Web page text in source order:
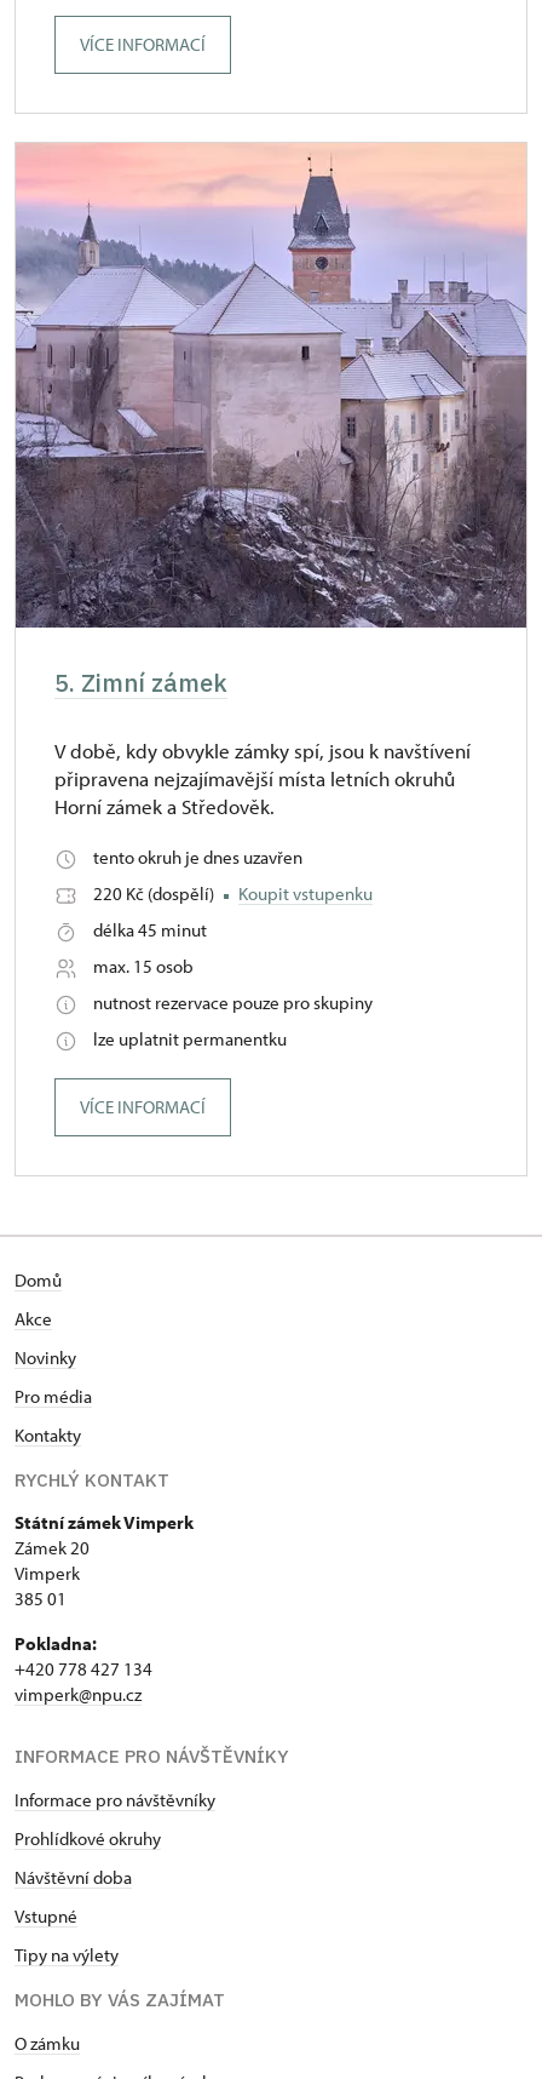
VÍCE INFORMACÍ
5. Zimní zámek
V době, kdy obvykle zámky spí, jsou k navštívení
připravena nejzajímavější místa letních okruhů
Horní zámek a Středověk.
tento okruh je dnes uzavřen
220 Kč (dospělí)
Koupit vstupenku
délka 45 minut
max. 15 osob
nutnost rezervace pouze pro skupiny
lze uplatnit permanentku
VÍCE INFORMACÍ
Domů
Akce
Novinky
Pro média
Kontakty
RYCHLÝ KONTAKT
Státní zámek Vimperk
Zámek 20
Vimperk
385 01
Pokladna:
+420 778 427 134
vimperk@npu.cz
INFORMACE PRO NÁVŠTĚVNÍKY
Informace pro návštěvníky
Prohlídkové okruhy
Návštěvní doba
Vstupné
Tipy na výlety
MOHLO BY VÁS ZAJÍMAT
O zámku